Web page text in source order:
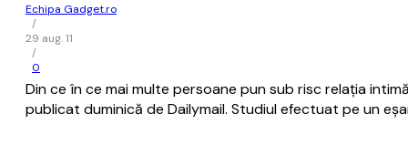
Echipa Gadget.ro
/
29 aug. 11
/
0
Din ce în ce mai multe persoane pun sub risc relația
publicat duminică de Dailymail. Studiul efectuat pe un